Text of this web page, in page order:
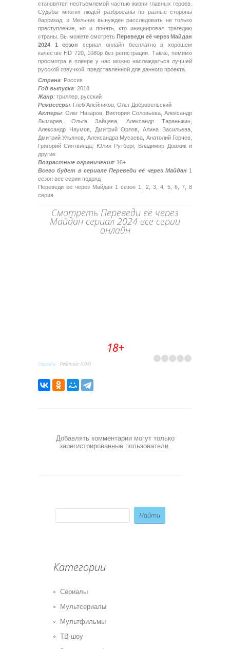
становятся неотъемлемой частью жизни главных героев.
Судьбы многих людей разбросаны по разные стороны
баррикад, и Мельник вынужден расследовать не только
преступление, но и понять, кто инициировал трагедию
страны. Вы можете смотреть Переведи её через Майдан
2024 1 сезон
сериал онлайн бесплатно в хорошем
качестве HD 720, 1080p без регистрации. Также, помимо
просмотра в плеере у нас можно наслаждаться лучшей
русской озвучкой, представленной для данного проекта.
Страна: Россия
Год выпуска: 2018
Жанр: триллер, русский
Режиссёры: Глеб Алейников, Олег Добровольский
Актеры: Олег Назаров, Виктория Соловьева, Александр
Лымарев, Ольга Зайцева, Александр Тараньжин,
Александр Наумов, Дмитрий Орлов, Алина Васильева,
Дмитрий Ульянов, Александра Мусаева, Анатолий Горчев,
Григорий Сиятвинда, Юлия Рутберг, Владимир Довжик и
другие
Возрастные ограничения: 16+
Всего будет в сериале Переведи её через Майдан 1
сезон все серии подряд
Переведи её через Майдан 1 сезон 1, 2, 3, 4, 5, 6, 7, 8
серия
Смотреть Переведи её через
Майдан сериал 2024 все серии
онлайн
18+
Сериалы Рейтинг:0.0/0
Добавлять комментарии могут только
зарегистрированные пользователи.
Категории
Сериалы
Мультсериалы
Мультфильмы
ТВ-шоу